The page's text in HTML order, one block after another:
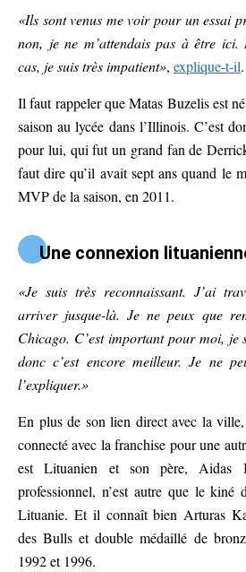
«Ils sont venus me voir pour un essai
non, je ne m’attendais pas à être ici.
cas, je suis très impatient», explique-t-il.
Il faut rappeler que Matas Buzelis est
saison au lycée dans l’Illinois. C’est
pour lui, qui fut un grand fan de
faut dire qu’il avait sept ans quand le
MVP de la saison, en 2011.
Une connexion
«Je suis très reconnaissant. J’ai
arriver jusque-là. Je ne peux que
Chicago. C’est important pour moi, je
donc c’est encore meilleur. Je ne
l’expliquer.»
En plus de son lien direct avec la
connecté avec la franchise pour une
est Lituanien et son père, Aidas
professionnel, n’est autre que le kiné
Lituanie. Et il connaît bien Arturas
des Bulls et double médaillé de
1992 et 1996.